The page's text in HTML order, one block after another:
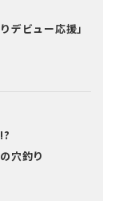
デビュー応援」
穴釣り